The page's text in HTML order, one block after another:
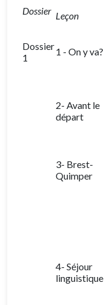
Dossier Leçon
Dossier
1
1 - On y va?
2- Avant le
départ
3- Brest-
Quimper
4- Séjour
linguistique